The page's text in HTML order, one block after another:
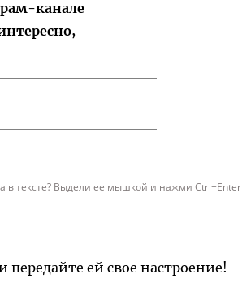
канале
в тексте? Выдели ее мышкой и нажми Ctrl+Enter
ей свое настроение!